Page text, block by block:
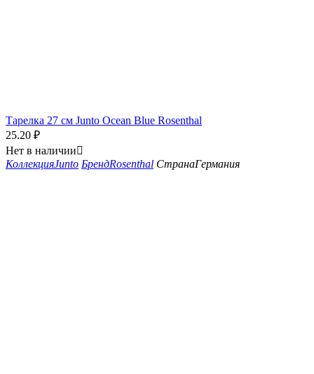
Тарелка 27 см Junto Ocean Blue Rosenthal
25.20 ₽
Нет в наличии
КоллекцияJunto БрендRosenthal СтранаГермания